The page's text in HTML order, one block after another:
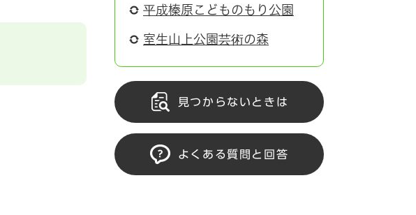
平成榛原こどものもり公園
室生山上公園芸術の森
見つからないときは
よくある質問と回答